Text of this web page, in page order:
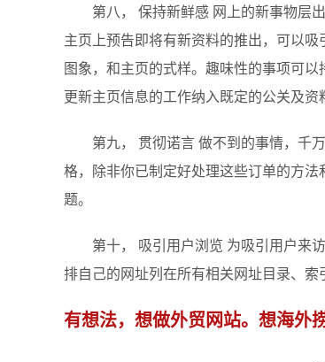
第八， 保持新鲜感 网上的新事物层出
主页上预告即将有新资料的推出，可以
图象，和主页的式样。趣味性的事项可
更新主页信息的工作纳入既定的公关及资
第九， 贯彻诺言 做不到的事情，千万
格，除非你已制定好处理这些订单的方
题。
第十， 吸引用户浏览 为吸引用户来访
排自己的网址列在所有相关网址目录、索
有想法，想做外贸网站。想海外